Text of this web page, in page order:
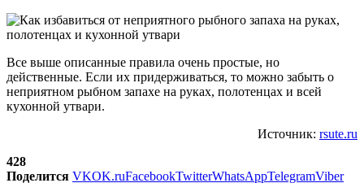
Все выше описанные правила очень простые, но
действенные. Если их придерживаться, то можно забыть о
неприятном рыбном запахе на руках, полотенцах и всей
кухонной утвари.
Источник: rsute.ru
428
Поделится VKOK.ruFacebookTwitterWhatsAppTelegramViber